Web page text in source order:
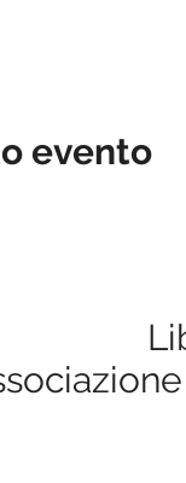
evento